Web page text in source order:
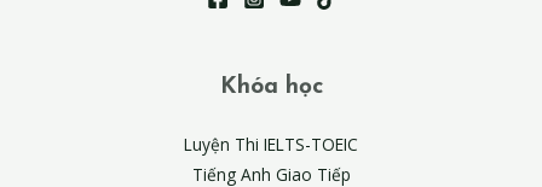
Khóa học
Luyện Thi IELTS-TOEIC
Tiếng Anh Giao Tiếp